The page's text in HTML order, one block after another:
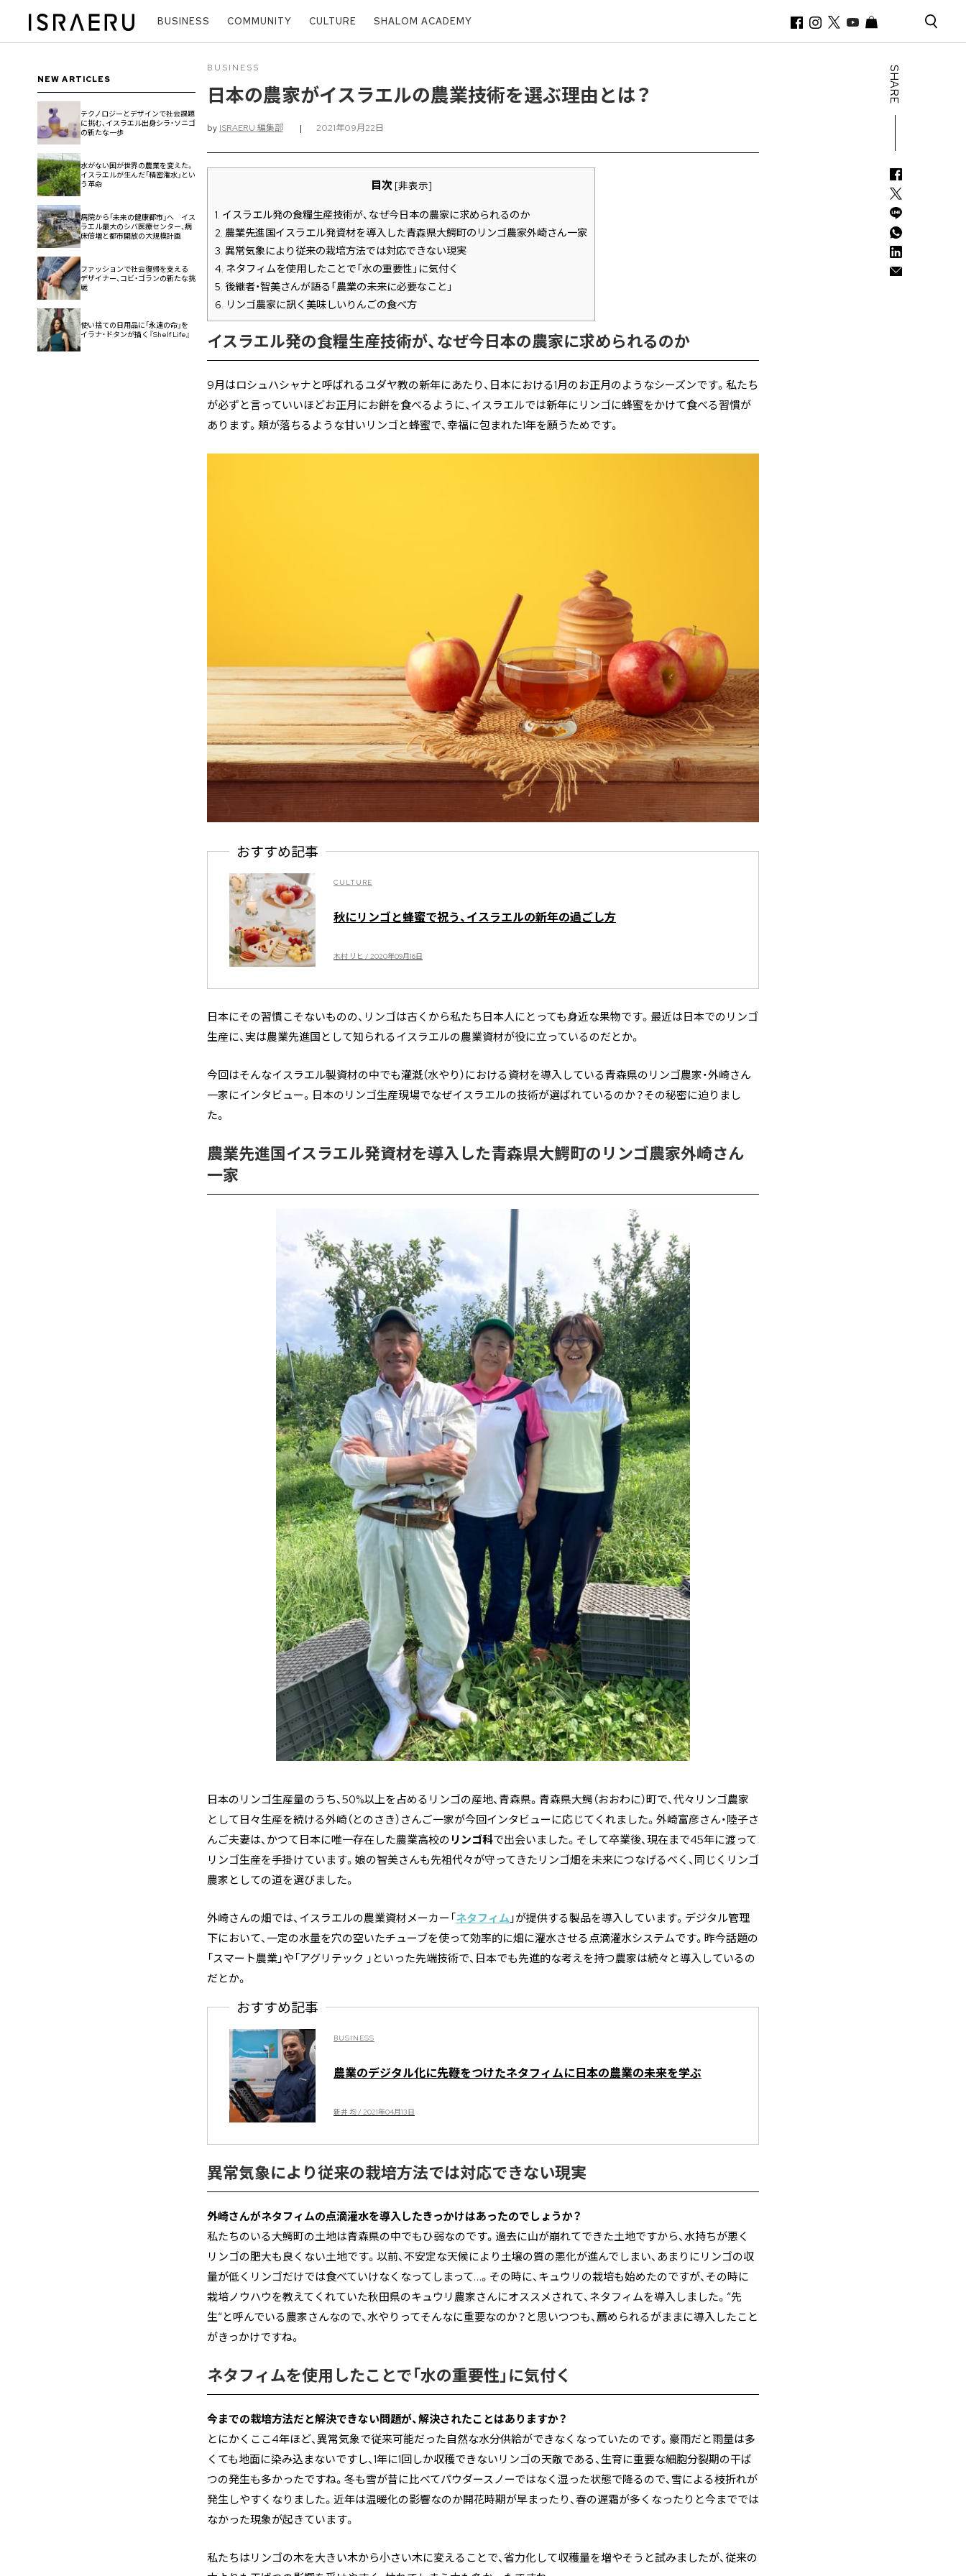
BUSINESS COMMUNITY CULTURE SHALOM ACADEMY
SHARE
NEW ARTICLES
テクノロジーとデザインで社会課題
に挑む、イスラエル出身シラ・ソニゴ
の新たな一歩
水がない国が世界の農業を変えた。
イスラエルが生んだ「精密潅水」とい
う革命
病院から「未来の健康都市」へ イス
ラエル最大のシバ医療センター、病
床倍増と都市開放の大規模計画
ファッションで社会復帰を支える
デザイナー、コビ・ゴランの新たな挑
戦
使い捨ての日用品に「永遠の命」を
イラナ・ドタンが描く『Shelf Life』
BUSINESS
日本の農家がイスラエルの農業技術を選ぶ理由とは？
by ISRAERU 編集部 | 2021年09月22日
目次 [非表示]
1. イスラエル発の食糧生産技術が、なぜ今日本の農家に求められるのか
2. 農業先進国イスラエル発資材を導入した青森県大鰐町のリンゴ農家外崎さん一家
3. 異常気象により従来の栽培方法では対応できない現実
4. ネタフィムを使用したことで「水の重要性」に気付く
5. 後継者・智美さんが語る「農業の未来に必要なこと」
6. リンゴ農家に訊く美味しいりんごの食べ方
イスラエル発の食糧生産技術が、なぜ今日本の農家に求められるのか
9月はロシュハシャナと呼ばれるユダヤ教の新年にあたり、日本における1月のお正月のようなシーズンです。私たち
が必ずと言っていいほどお正月にお餅を食べるように、イスラエルでは新年にリンゴに蜂蜜をかけて食べる習慣が
あります。頬が落ちるような甘いリンゴと蜂蜜で、幸福に包まれた1年を願うためです。
おすすめ記事
CULTURE
秋にリンゴと蜂蜜で祝う、イスラエルの新年の過ごし方
木村 リヒ / 2020年09月16日
日本にその習慣こそないものの、リンゴは古くから私たち日本人にとっても身近な果物です。最近は日本でのリンゴ
生産に、実は農業先進国として知られるイスラエルの農業資材が役に立っているのだとか。
今回はそんなイスラエル製資材の中でも灌漑（水やり）における資材を導入している青森県のリンゴ農家・外崎さん
一家にインタビュー。日本のリンゴ生産現場でなぜイスラエルの技術が選ばれているのか？その秘密に迫りまし
た。
農業先進国イスラエル発資材を導入した青森県大鰐町のリンゴ農家外崎さん
一家
日本のリンゴ生産量のうち、50%以上を占めるリンゴの産地、青森県。青森県大鰐（おおわに）町で、代々リンゴ農家
として日々生産を続ける外崎（とのさき）さんご一家が今回インタビューに応じてくれました。外崎富彦さん・陸子さ
んご夫妻は、かつて日本に唯一存在した農業高校の リンゴ科で出会いました。そして卒業後、現在まで45年に渡って
リンゴ生産を手掛けています。娘の智美さんも先祖代々が守ってきたリンゴ畑を未来につなげるべく、同じくリンゴ
農家としての道を選びました。
外崎さんの畑では、イスラエルの農業資材メーカー「ネタフィム 」が提供する製品を導入しています。デジタル管理
下において、一定の水量を穴の空いたチューブを使って効率的に畑に灌水させる点滴灌水システムです。昨今話題の
「スマート農業」や「アグリテック 」といった先端技術で、日本でも先進的な考えを持つ農家は続々と導入しているの
だとか。
おすすめ記事
BUSINESS
農業のデジタル化に先鞭をつけたネタフィムに日本の農業の未来を学ぶ
新井 均 / 2021年04月13日
異常気象により従来の栽培方法では対応できない現実
―――外崎さんがネタフィムの点滴灌水を導入したきっかけはあったのでしょうか？
私たちのいる大鰐町の土地は青森県の中でもひ弱なのです。過去に山が崩れてできた土地ですから、水持ちが悪く
リンゴの肥大も良くない土地です。以前、不安定な天候により土壌の質の悪化が進んでしまい、あまりにリンゴの収
量が低くリンゴだけでは食べていけなくなってしまって…。その時に、キュウリの栽培も始めたのですが、その時に
栽培ノウハウを教えてくれていた秋田県のキュウリ農家さんにオススメされて、ネタフィムを導入しました。“先
生“と呼んでいる農家さんなので、水やりってそんなに重要なのか？と思いつつも、薦められるがままに導入したこと
がきっかけですね。
ネタフィムを使用したことで「水の重要性」に気付く
今までの栽培方法だと解決できない問題が、解決されたことはありますか？
とにかくここ4年ほど、異常気象で従来可能だった自然な水分供給ができなくなっていたのです。豪雨だと雨量は多
くても地面に染み込まないですし、1年に1回しか収穫できないリンゴの天敵である、生育に重要な細胞分裂期の干ば
つの発生も多かったですね。冬も雪が昔に比べてパウダースノーではなく湿った状態で降るので、雪による枝折れが
発生しやすくなりました。近年は温暖化の影響なのか開花時期が早まったり、春の遅霜が多くなったりと今まででは
なかった現象が起きています。
私たちはリンゴの木を大きい木から小さい木に変えることで、省力化して収穫量を増やそうと試みましたが、従来の